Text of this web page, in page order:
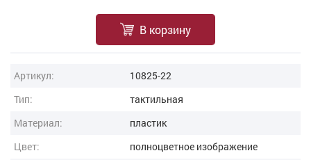
В корзину
Артикул:
10825-22
Тип:
тактильная
Материал:
пластик
Цвет:
полноцветное изображение